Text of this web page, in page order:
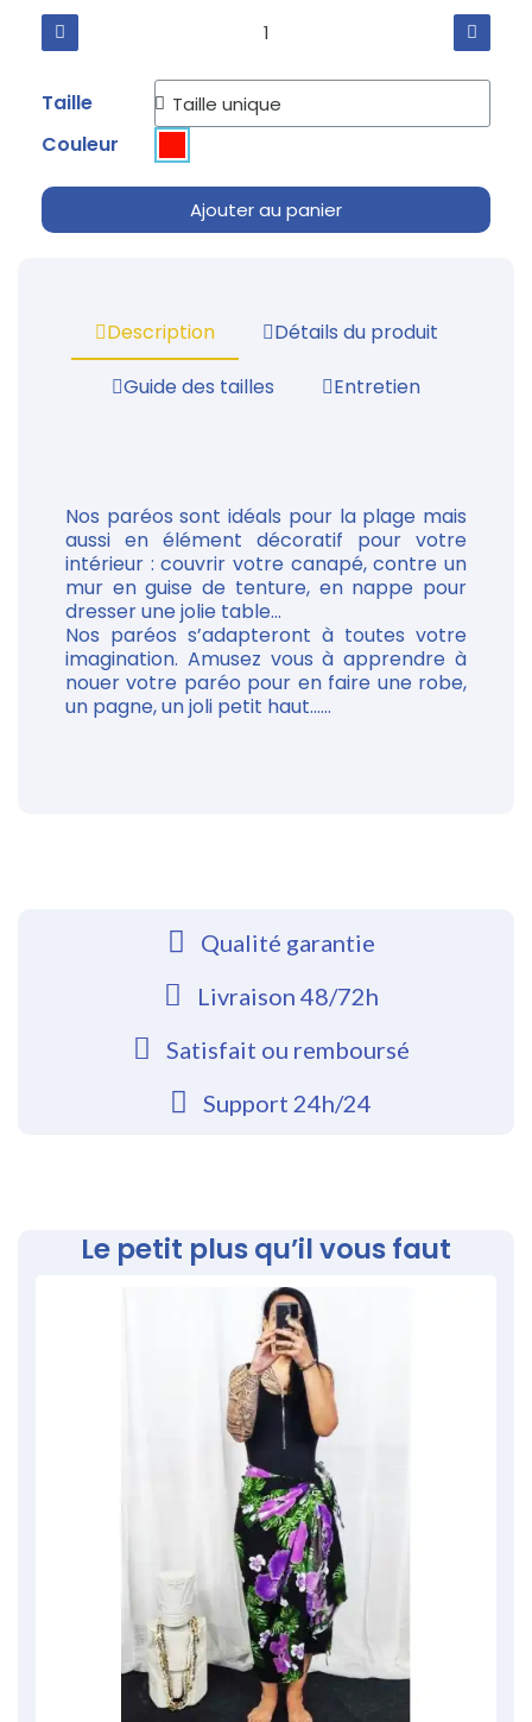
Taille
Couleur
Ajouter au panier
Description
Détails du produit
Guide des tailles
Entretien
Nos paréos sont idéals pour la plage mais
aussi en élément décoratif pour votre
intérieur : couvrir votre canapé, contre un
mur en guise de tenture, en nappe pour
dresser une jolie table...
Nos paréos s’adapteront à toutes votre
imagination. Amusez vous à apprendre à
nouer votre paréo pour en faire une robe,
un pagne, un joli petit haut......
Qualité garantie
Livraison 48/72h
Satisfait ou remboursé
Support 24h/24
Le petit plus qu’il vous faut